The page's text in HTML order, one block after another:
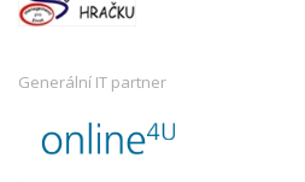
Generální IT partner